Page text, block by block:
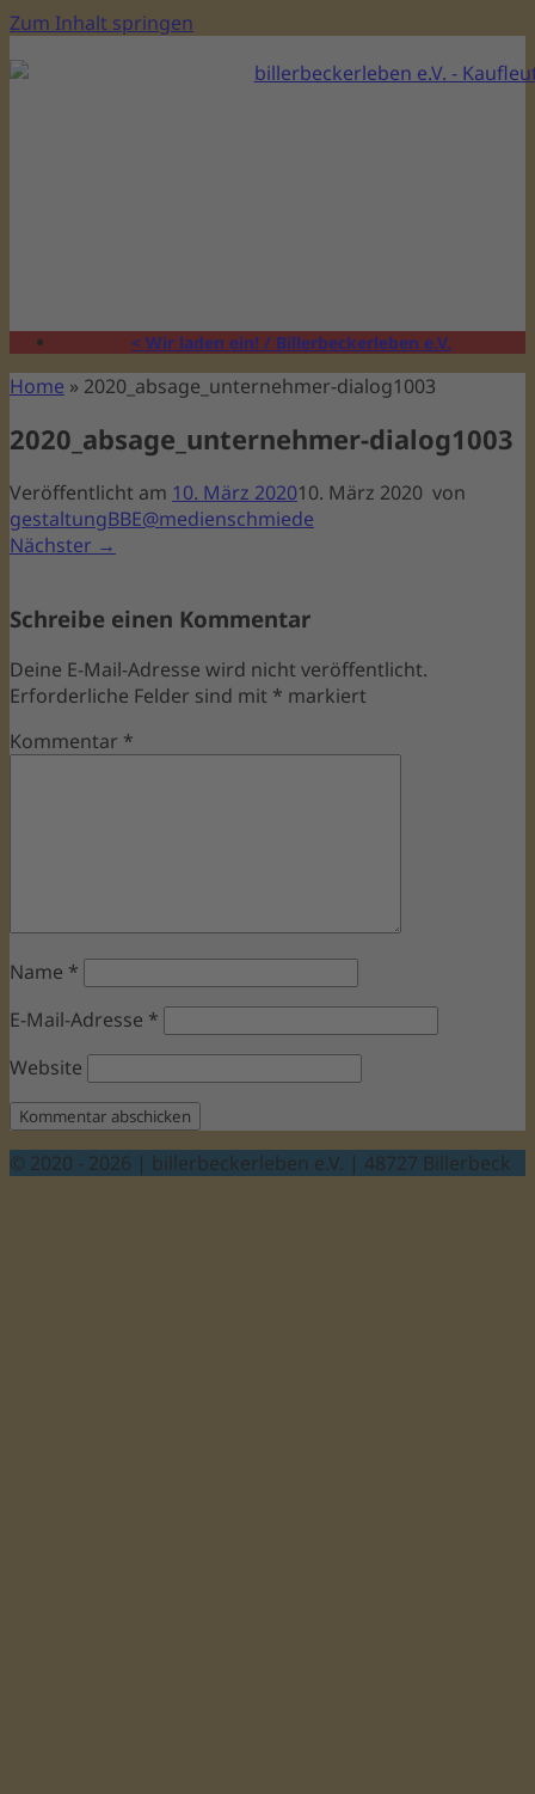
Zum Inhalt springen
< Wir laden ein! / Billerbeckerleben e.V.
Home » 2020_absage_unternehmer-dialog1003
2020_absage_unternehmer-dialog1003
Veröffentlicht am 10. März 202010. März 2020 von
gestaltungBBE@medienschmiede
Nächster →
Schreibe einen Kommentar
Deine E-Mail-Adresse wird nicht veröffentlicht.
Erforderliche Felder sind mit * markiert
Kommentar *
Name *
E-Mail-Adresse *
Website
© 2020 - 2026 | billerbeckerleben e.V. | 48727 Billerbeck